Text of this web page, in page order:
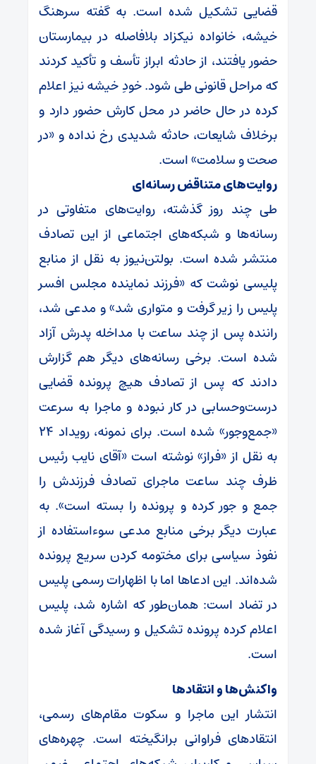
قضایی تشکیل شده است. به گفته سرهنگ
خیشه، خانواده نیکزاد بلافاصله در بیمارستان
حضور یافتند، از حادثه ابراز تأسف و تأکید کردند
که مراحل قانونی طی شود. خودِ خیشه نیز اعلام
کرده در حال حاضر در محل کارش حضور دارد و
برخلاف شایعات، حادثه شدیدی رخ نداده و «در
صحت و سلامت» است.
روایت‌های متناقض رسانه‌ای
طی چند روز گذشته، روایت‌های متفاوتی در
رسانه‌ها و شبکه‌های اجتماعی از این تصادف
منتشر شده است. بولتن‌نیوز به نقل از منابع
پلیسی نوشت که «فرزند نماینده مجلس افسر
پلیس را زیر گرفت و متواری شد» و مدعی شد،
راننده پس از چند ساعت با مداخله پدرش آزاد
شده است. برخی رسانه‌های دیگر هم گزارش
دادند که پس از تصادف هیچ پرونده قضایی
درست‌وحسابی در کار نبوده و ماجرا به‌ سرعت
«جمع‌وجور» شده است. برای نمونه، رویداد ۲۴
به نقل از «فراز» نوشته است «آقای نایب رئیس
ظرف چند ساعت ماجرای تصادف فرزندش را
جمع و جور کرده و پرونده را بسته است». به
عبارت دیگر برخی منابع مدعی سوء‌استفاده از
نفوذ سیاسی برای مختومه کردن سریع پرونده
شده‌اند. این ادعاها اما با اظهارات رسمی پلیس
در تضاد است: همان‌طور که اشاره شد، پلیس
اعلام کرده پرونده تشکیل و رسیدگی آغاز شده
است.
واکنش‌ها و انتقادها
انتشار این ماجرا و سکوت مقام‌های رسمی،
انتقادهای فراوانی برانگیخته است. چهره‌های